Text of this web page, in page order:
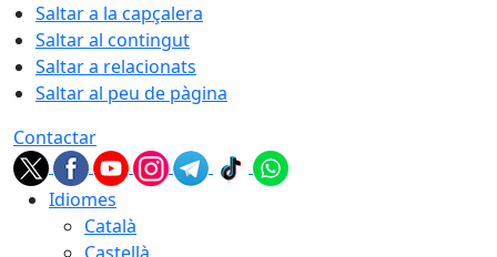
Saltar a la capçalera
Saltar al contingut
Saltar a relacionats
Saltar al peu de pàgina
Contactar
Idiomes
Català